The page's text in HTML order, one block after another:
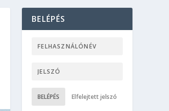
BELÉPÉS
BELÉPÉS Elfelejtett jelszó